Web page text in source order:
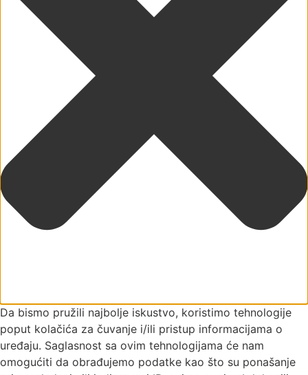
Da bismo pružili najbolje iskustvo, koristimo tehnologije
poput kolačića za čuvanje i/ili pristup informacijama o
uređaju. Saglasnost sa ovim tehnologijama će nam
omogućiti da obrađujemo podatke kao što su ponašanje